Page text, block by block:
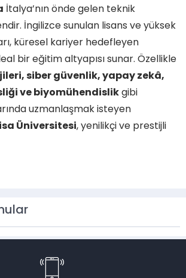
İtalya’nın önde gelen teknik
İngilizce sunulan lisans ve yüksek
küresel kariyer hedefleyen
bir eğitim altyapısı sunar. Özellikle
siber güvenlik, yapay zekâ,
ve biyomühendislikgibi
uzmanlaşmak isteyen
Üniversitesi, yenilikçi ve prestijli